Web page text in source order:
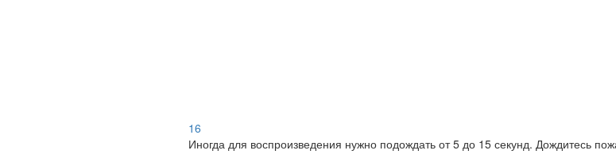
16
Иногда для воспроизведения нужно подождать от 5 до 15 секунд. Дождитесь